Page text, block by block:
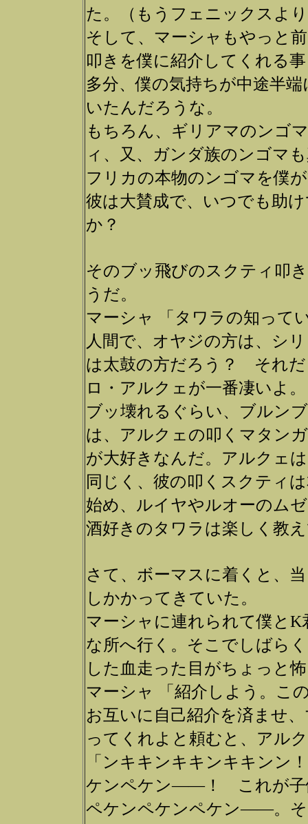
た。（もうフェニックスよ
そして、マーシャもやっと
叩きを僕に紹介してくれる
多分、僕の気持ちが中途半
いたんだろうな。
もちろん、ギリアマのンゴ
ィ、又、ガンダ族のンゴマ
フリカの本物のンゴマを僕
彼は大賛成で、いつでも助
か？
そのブッ飛びのスクティ叩
うだ。
マーシャ 「タワラの知って
人間で、オヤジの方は、シ
は太鼓の方だろう？ それ
ロ・アルクェが一番凄いよ
ブッ壊れるぐらい、ブルン
は、アルクェの叩くマタン
が大好きなんだ。アルクェ
同じく、彼の叩くスクティ
始め、ルイヤやルオーのム
酒好きのタワラは楽しく教
さて、ボーマスに着くと、
しかかってきていた。
マーシャに連れられて僕と
な所へ行く。そこでしばら
した血走った目がちょっと
マーシャ 「紹介しよう。こ
お互いに自己紹介を済ませ
ってくれよと頼むと、アル
「ンキキンキキンキキン
ケンペケン――！ これが
ペケンペケンペケン――。